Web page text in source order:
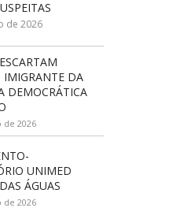
de 2026
IMIGRANTE DA
DEMOCRÁTICA
de 2026
UNIMED
ÁGUAS
de 2026